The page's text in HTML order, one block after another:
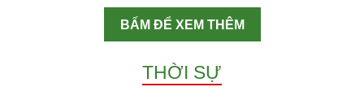
BẤM ĐỂ XEM THÊM
THỜI SỰ